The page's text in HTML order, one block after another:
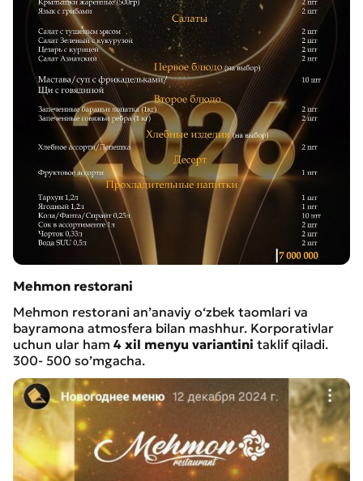
Mehmon restorani
Mehmon restorani an’anaviy o‘zbek taomlari va
bayramona atmosfera bilan mashhur. Korporativlar
uchun ular ham 4 xil menyu variantini taklif qiladi.
300- 500 so’mgacha.